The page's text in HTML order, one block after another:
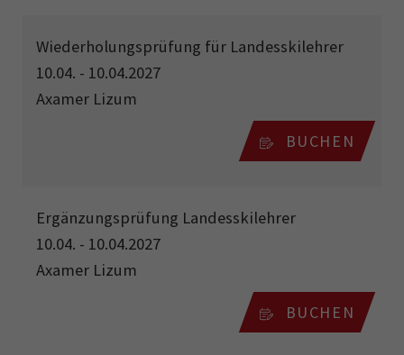
Wiederholungsprüfung für Landesskilehrer
10.04. - 10.04.2027
Axamer Lizum
BUCHEN
Ergänzungsprüfung Landesskilehrer
10.04. - 10.04.2027
Axamer Lizum
BUCHEN